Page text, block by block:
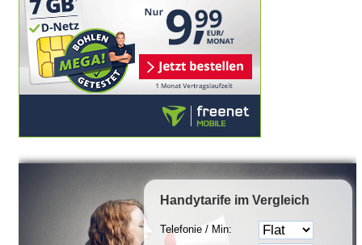
Handytarife im Vergleich
Telefonie / Min: